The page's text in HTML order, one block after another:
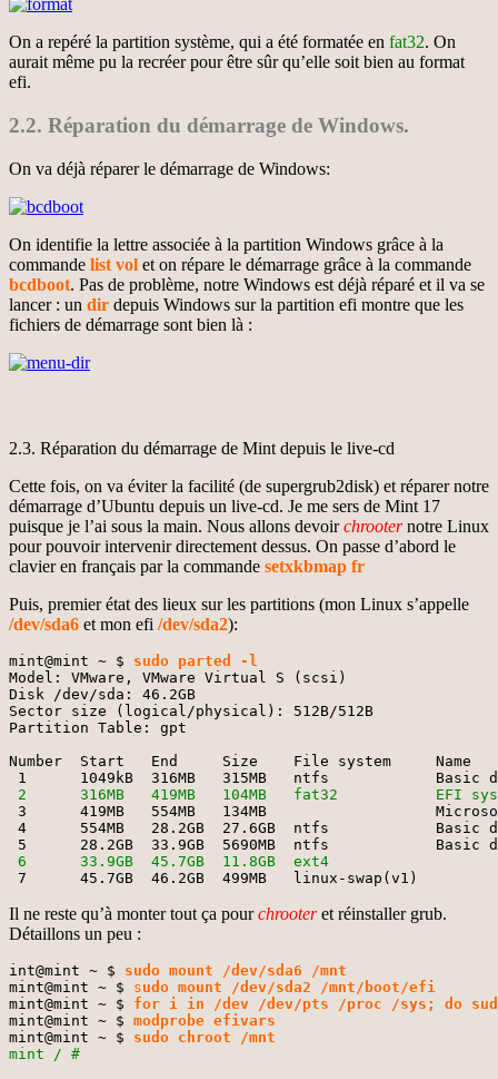
On a repéré la partition système, qui a été formatée en fat32. On
aurait même pu la recréer pour être sûr qu’elle soit bien au format
efi.
2.2. Réparation du démarrage de Windows.
On va déjà réparer le démarrage de Windows:
On identifie la lettre associée à la partition Windows grâce à la
commande list vol et on répare le démarrage grâce à la commande
bcdboot. Pas de problème, notre Windows est déjà réparé et il va se
lancer : un dir depuis Windows sur la partition efi montre que les
fichiers de démarrage sont bien là :
2.3. Réparation du démarrage de Mint depuis le live-cd
Cette fois, on va éviter la facilité (de supergrub2disk) et réparer notre
démarrage d’Ubuntu depuis un live-cd. Je me sers de Mint 17
puisque je l’ai sous la main. Nous allons devoirchrooternotre Linux
pour pouvoir intervenir directement dessus. On passe d’abord le
clavier en français par la commande setxkbmap fr
Puis, premier état des lieux sur les partitions (mon Linux s’appelle
/dev/sda6 et mon efi /dev/sda2):
mint@mint ~ $ sudo parted -l
Model: VMware, VMware Virtual S (scsi)
Disk /dev/sda: 46.2GB
Sector size (logical/physical): 512B/512B
Partition Table: gpt
Number  Start   End     Size    File system
2      316MB   419MB   104MB   fat32           EFI
3      419MB   554MB   134MB
4      554MB   28.2GB  27.6GB  ntfs
6      33.9GB  45.7GB  11.8GB  ext4
7      45.7GB  46.2GB  499MB   linux-swap(v1)
Il ne reste qu’à monter tout ça pourchrooteret réinstaller grub.
Détaillons un peu :
int@mint ~ $ sudo mount /dev/sda6 /mnt
mint@mint ~ $ sudo mount /dev/sda2 /mnt/boot/efi
mint@mint ~ $ for i in /dev /dev/pts /proc /sys; do
mint@mint ~ $ modprobe efivars
mint@mint ~ $ sudo chroot /mnt
mint / #